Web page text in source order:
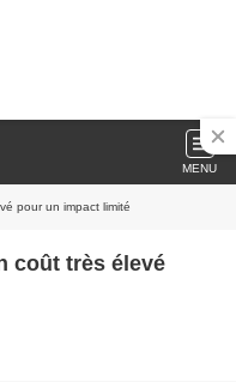
MENU
pour un impact limité
coût très élevé